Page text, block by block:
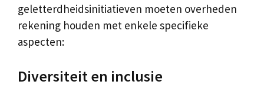
geletterdheidsinitiatieven moeten overheden
rekening houden met enkele specifieke
aspecten:
Diversiteit en inclusie